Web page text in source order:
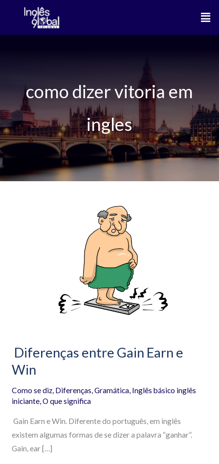
o
como dizer vitoria em
ingles
Diferenças entre Gain Earn e
Win
Como se diz, Diferenças,Gramática, Inglês básico inglês
iniciante,O que significa
Gain Earn e Win. Diferente do português, em inglês
existem algumas formas de se dizer a palavra “ganhar”.
Gain, ear […]